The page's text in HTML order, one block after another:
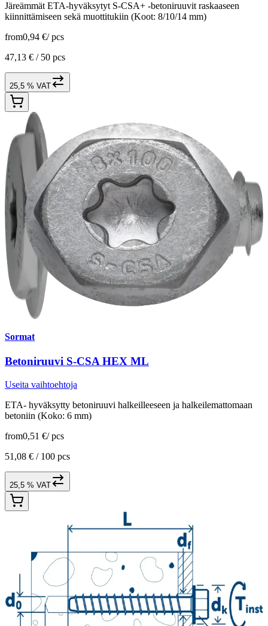
Järeämmät ETA-hyväksytyt S-CSA+ -betoniruuvit raskaaseen
kiinnittämiseen sekä muottitukiin (Koot: 8/10/14 mm)
from0,94 €/ pcs
47,13 € / 50 pcs
25,5 % VAT
Sormat
Betoniruuvi S-CSA HEX ML
Useita vaihtoehtoja
ETA- hyväksytty betoniruuvi halkeilleeseen ja halkeilemattomaan
betoniin (Koko: 6 mm)
from0,51 €/ pcs
51,08 € / 100 pcs
25,5 % VAT